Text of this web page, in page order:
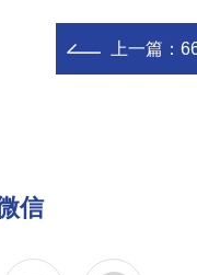
上一篇：
信